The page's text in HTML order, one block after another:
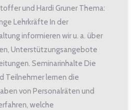
und Hardi Gruner Thema:
Lehrkräfte In der
informieren wir u. a. über
Unterstützungsangebote
Seminarinhalte Die
Teilnehmer lernen die
von Personalräten und
welche